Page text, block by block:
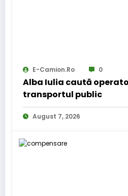
E-Camion.ro 0
Alba Iulia caută
transportul public
August 7, 2026